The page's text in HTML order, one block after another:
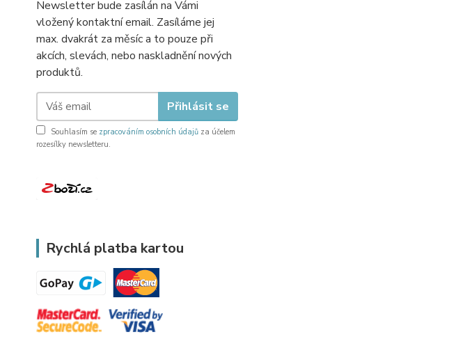
Newsletter bude zasílán na Vámi
vložený kontaktní email. Zasíláme jej
max. dvakrát za měsíc a to pouze při
akcích, slevách, nebo naskladnění nových
produktů.
Přihlásit se
Souhlasím se zpracováním osobních údajů za účelem
rozesílky newsletteru.
Rychlá platba kartou